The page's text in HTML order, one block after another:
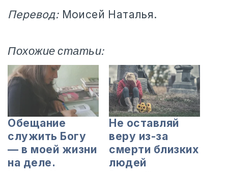
Перевод: Моисей Наталья.
Похожие статьи:
Обещание
служить Богу
— в моей жизни
на деле.
Не оставляй
веру из-за
смерти близких
людей